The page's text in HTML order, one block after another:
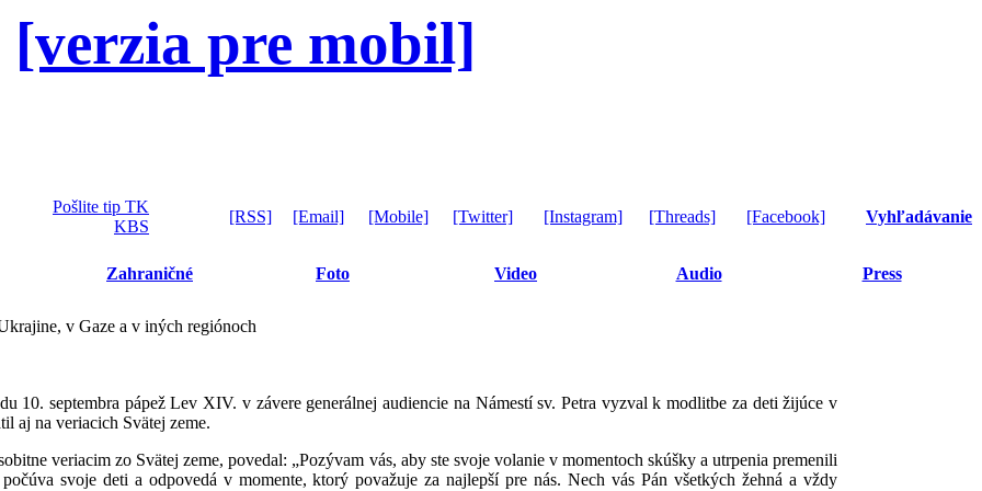
[verzia pre mobil]
Pošlite tip TK
KBS
[RSS] [Email] [Mobile] [Twitter] [Instagram] [Threads] [Facebook] Vyhľadávanie
Zahraničné Foto Video Audio Press
v Gaze a v iných regiónoch
10. septembra pápež Lev XIV. v závere generálnej audiencie na Námestí sv. Petra vyzval k modlitbe za deti žijúce v
aj na veriacich Svätej zeme.
veriacim zo Svätej zeme, povedal: „Pozývam vás, aby ste svoje volanie v momentoch skúšky a utrpenia premenili
svoje deti a odpovedá v momente, ktorý považuje za najlepší pre nás. Nech vás Pán všetkých žehná a vždy